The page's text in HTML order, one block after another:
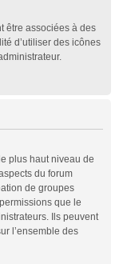
être associées à des
d’utiliser des icônes
plus haut niveau de
du forum
de groupes
que le
Ils peuvent
l’ensemble des